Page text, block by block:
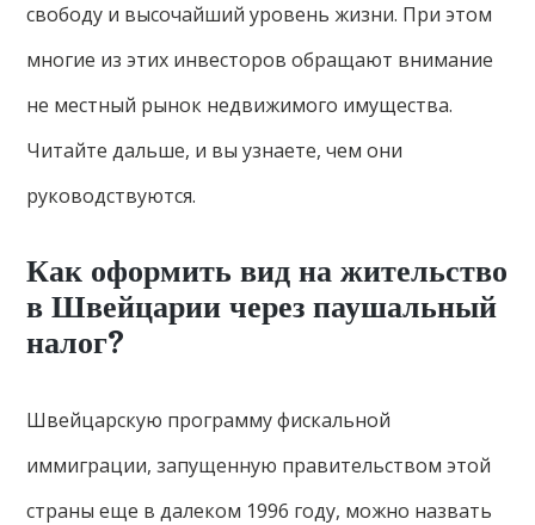
свободу и высочайший уровень жизни. При этом
многие из этих инвесторов обращают внимание
не местный рынок недвижимого имущества.
Читайте дальше, и вы узнаете, чем они
руководствуются.
Как оформить вид на жительство
в Швейцарии через паушальный
налог?
Швейцарскую программу фискальной
иммиграции, запущенную правительством этой
страны еще в далеком 1996 году, можно назвать